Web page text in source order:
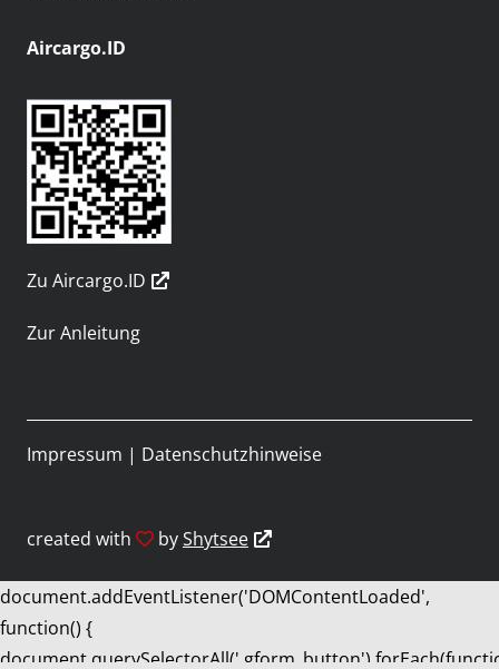
Aircargo.ID
Zu Aircargo.ID
Zur Anleitung
created with byShytsee
Impressum | Datenschutzhinweise
document.addEventListener('DOMContentLoaded',
function() {